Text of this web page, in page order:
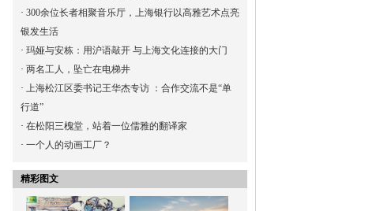
· 300余位长者相聚音乐厅，上海银行以高雅艺术点亮
银发生活
· 玛娅与安栋：用沪语敲开 与上海文化连接的大门
· 两名工人，坠亡在电梯井
· 上海松江区委书记王华杰专访 ：合作交流不是“单
行道”
· 在松阳三槐堂，站着一位儒雅的翻译家
· 一个人的动画工厂？
精彩图文